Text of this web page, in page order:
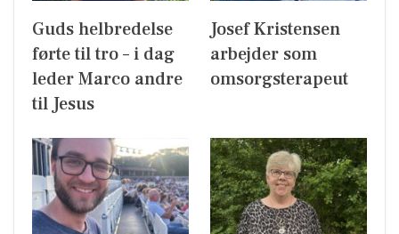
Guds helbredelse
førte til tro – i dag
leder Marco andre
til Jesus
Josef Kristensen
arbejder som
omsorgsterapeut